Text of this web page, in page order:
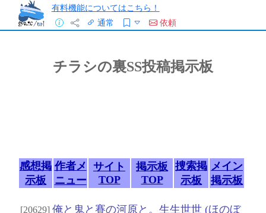
有料機能についてはこちら！
通常
依頼